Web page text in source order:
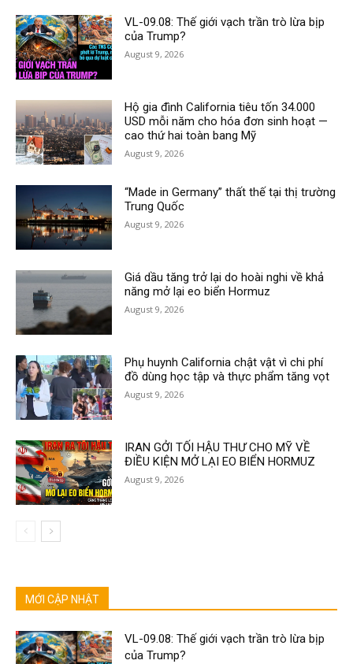
VL-09.08: Thế giới vạch trần trò lừa bịp
của Trump?
August 9, 2026
Hộ gia đình California tiêu tốn 34.000
USD mỗi năm cho hóa đơn sinh hoạt —
cao thứ hai toàn bang Mỹ
August 9, 2026
“Made in Germany” thất thế tại thị trường
Trung Quốc
August 9, 2026
Giá dầu tăng trở lại do hoài nghi về khả
năng mở lại eo biển Hormuz
August 9, 2026
Phụ huynh California chật vật vì chi phí
đồ dùng học tập và thực phẩm tăng vọt
August 9, 2026
IRAN GỞI TỐI HẬU THƯ CHO MỸ VỀ
ĐIỀU KIỆN MỞ LẠI EO BIỂN HORMUZ
August 9, 2026
MỚI CẬP NHẬT
VL-09.08: Thế giới vạch trần trò lừa bịp
của Trump?